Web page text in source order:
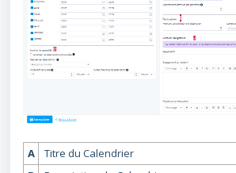
A
Titre du Calendrier